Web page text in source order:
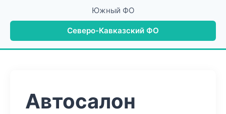
Южный ФО
Северо-Кавказский ФО
Автосалон